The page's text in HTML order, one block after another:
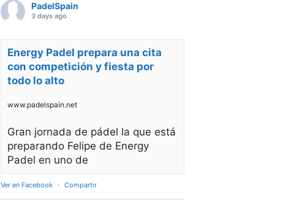
PadelSpain
3 days ago
Energy Padel prepara una cita
con competición y fiesta por
todo lo alto
www.padelspain.net
Gran jornada de pádel la que está
preparando Felipe de Energy
Padel en uno de
Ver en Facebook · Compartir